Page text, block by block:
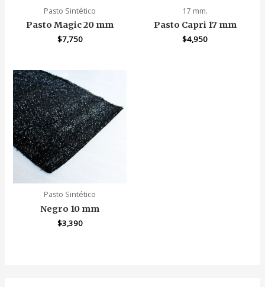
Pasto Sintético
Pasto Magic 20 mm
$7,750
17 mm.
Pasto Capri 17 mm
$4,950
Pasto Sintético
Negro 10 mm
$3,390